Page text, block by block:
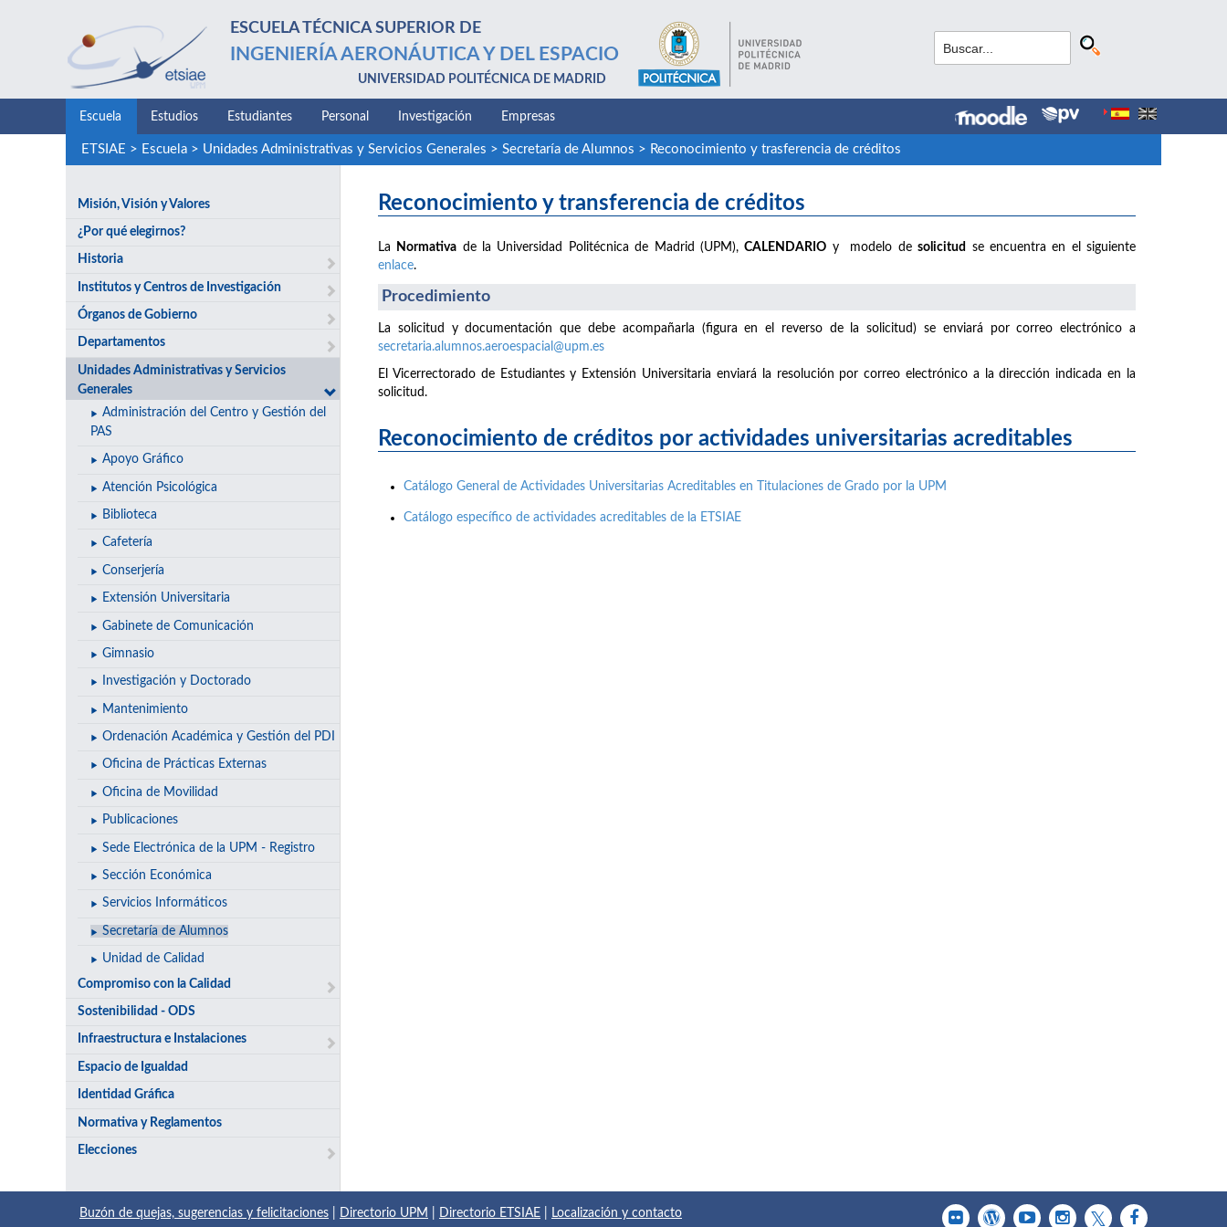
ESCUELA TÉCNICA SUPERIOR DE
INGENIERÍA AERONÁUTICA Y DEL ESPACIO
UNIVERSIDAD POLITÉCNICA DE MADRID
Escuela Estudios Estudiantes Personal Investigación Empresas
ETSIAE > Escuela> Unidades Administrativas y Servicios Generales > Secretaría de Alumnos > Reconocimiento y trasferencia de créditos
Misión, Visión y Valores
¿Por qué elegirnos?
Historia
Institutos y Centros de Investigación
Órganos de Gobierno
Departamentos
Unidades Administrativas y Servicios
Generales
Administración del Centro y Gestión del
PAS
Apoyo Gráfico
Atención Psicológica
Biblioteca
Cafetería
Conserjería
Extensión Universitaria
Gabinete de Comunicación
Gimnasio
Investigación y Doctorado
Mantenimiento
Ordenación Académica y Gestión del PDI
Oficina de Prácticas Externas
Oficina de Movilidad
Publicaciones
Sede Electrónica de la UPM - Registro
Sección Económica
Servicios Informáticos
Secretaría de Alumnos
Unidad de Calidad
Compromiso con la Calidad
Sostenibilidad - ODS
Infraestructura e Instalaciones
Espacio de Igualdad
Identidad Gráfica
Normativa y Reglamentos
Elecciones
Reconocimiento y transferencia de créditos
La Normativa de la Universidad Politécnica de Madrid (UPM),CALENDARIO y modelo desolicitud
se encuentra en el siguiente
enlace.
Procedimiento
La solicitud y documentación que debe acompañarla (figura en el reverso de la solicitud) se enviará por correo electrónico a
secretaria.alumnos.aeroespacial@upm.es
El Vicerrectorado de Estudiantes y Extensión Universitaria enviará la resolución por correo electrónico a la dirección indicada en la
solicitud.
Reconocimiento de créditos por actividades universitarias acreditables
Catálogo General de Actividades Universitarias Acreditables en Titulaciones de Grado por la UPM
Catálogo específico de actividades acreditables de la ETSIAE
Buzón de quejas, sugerencias y felicitaciones Directorio UPM Directorio ETSIAE Localización y contacto